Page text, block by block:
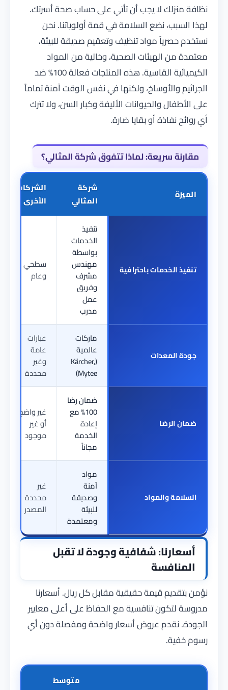
نظافة منزلك لا يجب أن تأتي على حساب صحة أسرتك.
لهذا السبب، نضع السلامة في قمة أولوياتنا. نحن
نستخدم حصرياً مواد تنظيف وتعقيم صديقة للبيئة،
معتمدة من الهيئات الصحية، وخالية من المواد
الكيميائية القاسية. هذه المنتجات فعالة 100% ضد
الجراثيم والأوساخ، ولكنها في نفس الوقت آمنة تماماً
على الأطفال والحيوانات الأليفة وكبار السن، ولا تترك
أي روائح نفاذة أو بقايا ضارة.
مقارنة سريعة: لماذا تتفوق شركة المثالي؟
الميزة
شركة
المثالي
الشركات
الأخرى
تنفيذ الخدمات باحترافية
تنفيذ
الخدمات
بواسطة
مهندس
مشرف
وفريق
عمل
مدرب
سطحي
وعام
جودة المعدات
ماركات
عالمية
(Kärcher,
Mytee)
عبارات
عامة
وغير
محددة
ضمان الرضا
ضمان رضا
100% مع
إعادة
الخدمة
مجاناً
غير واضح
أو غير
موجود
السلامة والمواد
مواد
آمنة
وصديقة
للبيئة
ومعتمدة
غير
محددة
المصدر
أسعارنا: شفافية وجودة لا تقبل
المنافسة
نؤمن بتقديم قيمة حقيقية مقابل كل ريال. أسعارنا
مدروسة لتكون تنافسية مع الحفاظ على أعلى معايير
الجودة. نقدم عروض أسعار واضحة ومفصلة دون أي
رسوم خفية.
متوسط